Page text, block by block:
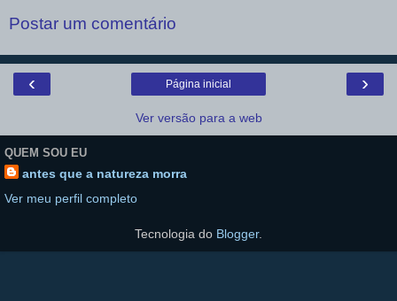
Postar um comentário
‹ ›
Página inicial
Ver versão para a web
QUEM SOU EU
antes que a natureza morra
Ver meu perfil completo
Tecnologia do Blogger.